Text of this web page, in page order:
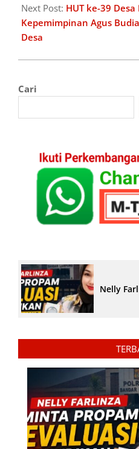
Next Post: HUT ke-39
Kepemimpinan Agus
Desa
Cari
Nelly